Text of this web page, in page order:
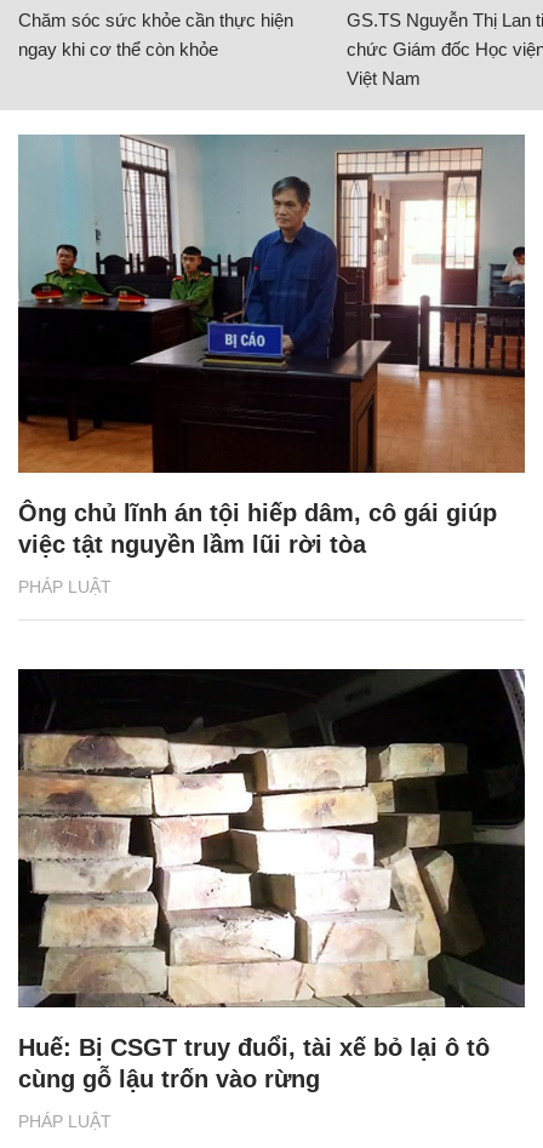
Chăm sóc sức khỏe cần thực hiện
ngay khi cơ thể còn khỏe
GS.TS Nguyễn Thị Lan
chức Giám đốc Học
Việt Nam
PHÁP LUẬT
Ông chủ lĩnh án tội hiếp dâm, cô gái giúp
việc tật nguyền lầm lũi rời tòa
PHÁP LUẬT
Huế: Bị CSGT truy đuổi, tài xế bỏ lại ô tô
cùng gỗ lậu trốn vào rừng